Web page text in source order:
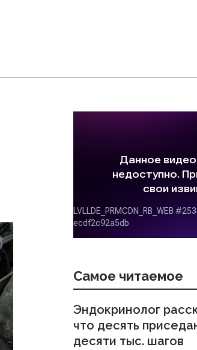
Самое читаемое
Эндокринолог
что десять
десяти тыс. шагов